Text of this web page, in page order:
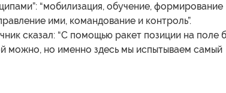
“мобилизация, обучение, формирование
ими, командование и контроль”.
сказал: “С помощью ракет позиции на поле
можно, но именно здесь мы испытываем самый